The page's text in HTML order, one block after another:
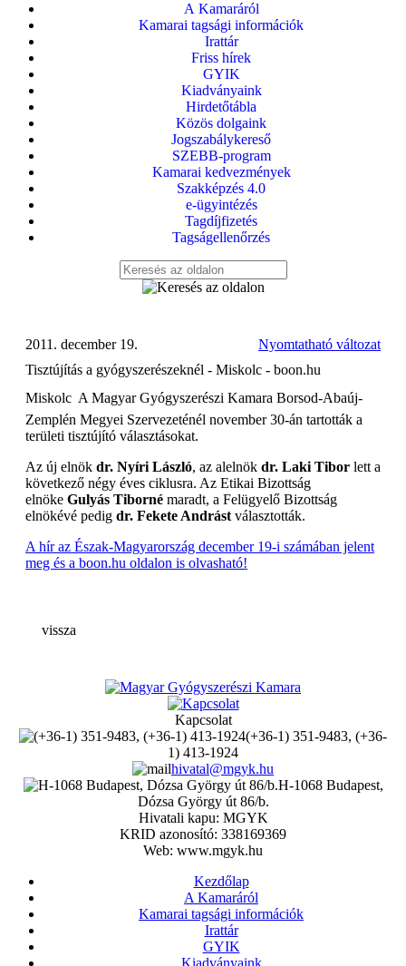
A Kamaráról
Kamarai tagsági információk
Irattár
Friss hírek
GYIK
Kiadványaink
Hirdetőtábla
Közös dolgaink
Jogszabálykereső
SZEBB-program
Kamarai kedvezmények
Szakképzés 4.0
e-ügyintézés
Tagdíjfizetés
Tagságellenőrzés
Nyomtatható változat
2011. december 19.
Tisztújítás a gyógyszerészeknél - Miskolc - boon.hu
Miskolc  A Magyar Gyógyszerészi Kamara Borsod-Abaúj-
Zemplén Megyei Szervezeténél november 30-án tartották a
területi tisztújító választásokat.
Az új elnök dr. Nyíri László, az alelnök dr. Laki Tibor lett a
következő négy éves ciklusra. Az Etikai Bizottság
elnöke Gulyás Tiborné maradt, a Felügyelő Bizottság
elnökévé pedig dr. Fekete Andrást választották.
A hír az Észak-Magyarország december 19-i számában jelent
meg és a boon.hu oldalon is olvasható!
vissza
Kapcsolat
(+36-1) 351-9483, (+36-
1) 413-1924
hivatal@mgyk.hu
H-1068 Budapest,
Dózsa György út 86/b.
Hivatali kapu: MGYK
KRID azonosító: 338169369
Web: www.mgyk.hu
Kezdőlap
A Kamaráról
Kamarai tagsági információk
Irattár
GYIK
Kiadványaink